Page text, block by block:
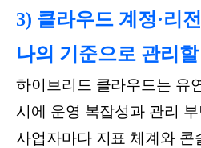
3) 클라우드 계정·리
나의 기준으로 관리
하이브리드 클라우드는 유
시에 운영 복잡성과 관리
사업자마다 지표 체계와 콘